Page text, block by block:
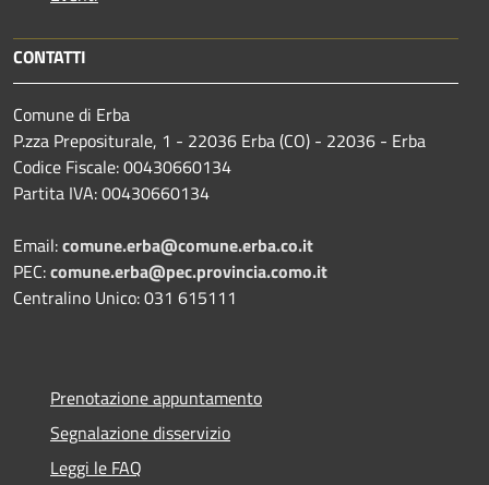
CONTATTI
Comune di Erba
P.zza Prepositurale, 1 - 22036 Erba (CO) - 22036 - Erba
Codice Fiscale: 00430660134
Partita IVA: 00430660134
Email:comune.erba@comune.erba.co.it
PEC:comune.erba@pec.provincia.como.it
Centralino Unico: 031 615111
Prenotazione appuntamento
Segnalazione disservizio
Leggi le FAQ